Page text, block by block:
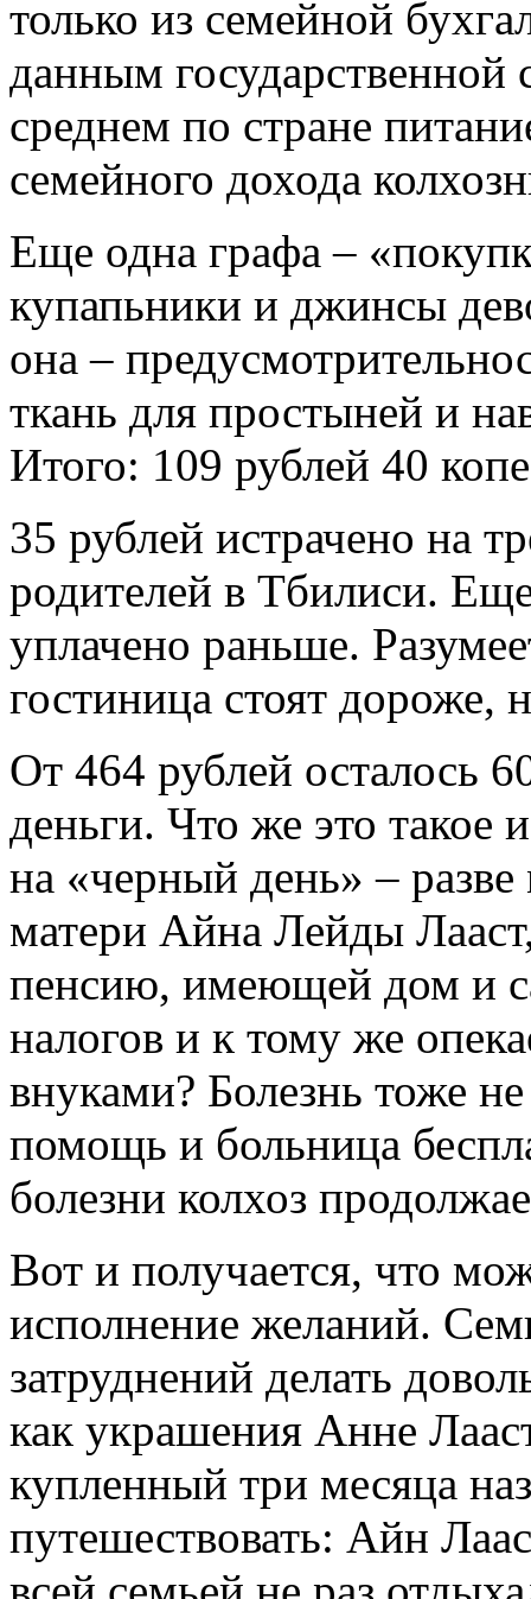
только из семейной
данным государственной
среднем по стране
семейного дохода
Еще одна графа –
купапьники и джинсы
она –
ткань для простыней и
Итого: 109 рублей 40
35 рублей истрачено на
родителей в Тбилиси.
уплачено раньше.
гостиница стоят дороже,
От 464 рублей осталось
деньги. Что же это такое
на «черный день» –
матери Айна Лейды
пенсию, имеющей дом и
налогов и к тому же
внуками? Болезнь тоже
помощь и больница
болезни колхоз
Вот и получается, что
исполнение желаний.
затруднений делать
как украшения Анне
купленный три месяца
путешествовать: Айн